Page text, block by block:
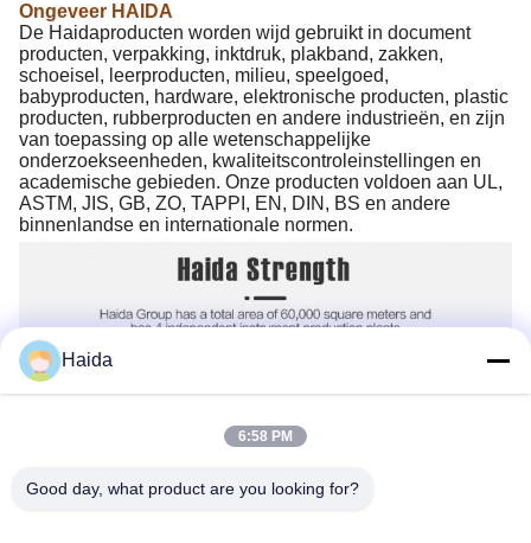
Ongeveer HAIDA
De Haidaproducten worden wijd gebruikt in document
producten, verpakking, inktdruk, plakband, zakken,
schoeisel, leerproducten, milieu, speelgoed,
babyproducten, hardware, elektronische producten, plastic
producten, rubberproducten en andere industrieën, en zijn
van toepassing op alle wetenschappelijke
onderzoekseenheden, kwaliteitscontroleinstellingen en
academische gebieden. Onze producten voldoen aan UL,
ASTM, JIS, GB, ZO, TAPPI, EN, DIN, BS en andere
binnenlandse en internationale normen.
Haida
6:58 PM
Good day, what product are you looking for?